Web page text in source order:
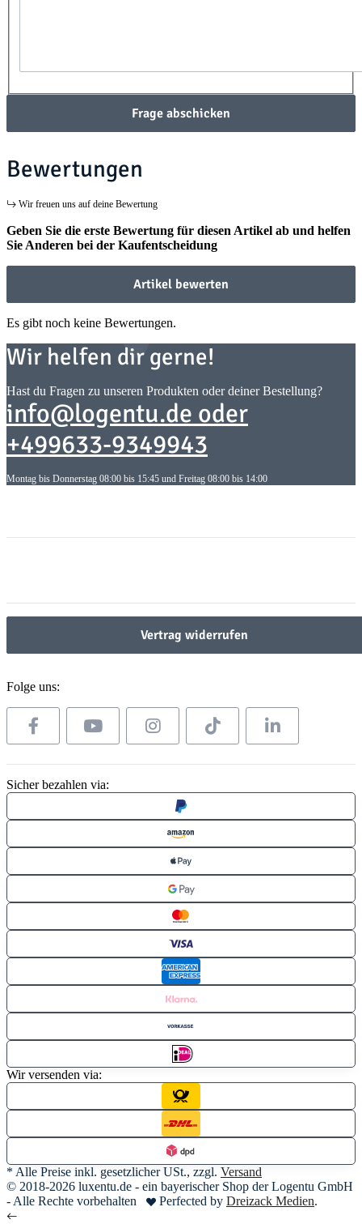
Frage abschicken
Bewertungen
Wir freuen uns auf deine Bewertung
Geben Sie die erste Bewertung für diesen Artikel ab und helfen
Sie Anderen bei der Kaufentscheidung
Artikel bewerten
Es gibt noch keine Bewertungen.
Wir helfen dir gerne!
Hast du Fragen zu unseren Produkten oder deiner Bestellung?
info@logentu.de oder
+499633-9349943
Montag bis Donnerstag 08:00 bis 15:45 und Freitag 08:00 bis 14:00
Vertrag widerrufen
Folge uns:
Sicher bezahlen via:
Wir versenden via:
* Alle Preise inkl. gesetzlicher USt., zzgl. Versand
© 2018-2026 luxentu.de - ein bayerischer Shop der Logentu GmbH
- Alle Rechte vorbehalten
Perfected by Dreizack Medien.